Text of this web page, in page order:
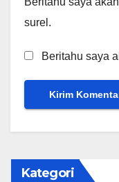
surel.
Beritahu saya
Kategori